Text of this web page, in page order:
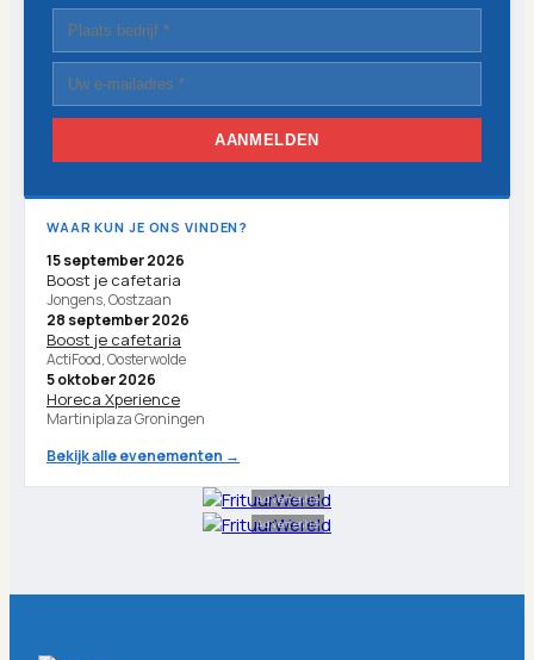
AANMELDEN
WAAR KUN JE ONS VINDEN?
15 september 2026
Boost je cafetaria
Jongens, Oostzaan
28 september 2026
Boost je cafetaria
ActiFood, Oosterwolde
5 oktober 2026
Horeca Xperience
Martiniplaza Groningen
Bekijk alle evenementen →
Advertentie
Advertentie